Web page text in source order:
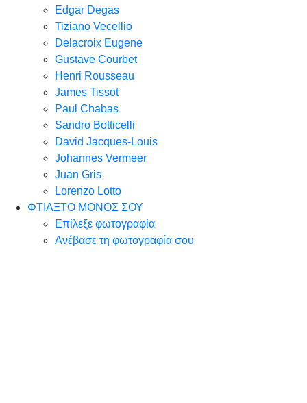
Edgar Degas
Tiziano Vecellio
Delacroix Eugene
Gustave Courbet
Henri Rousseau
James Tissot
Paul Chabas
Sandro Botticelli
David Jacques-Louis
Johannes Vermeer
Juan Gris
Lorenzo Lotto
ΦΤΙΑΞΤΟ ΜΟΝΟΣ ΣΟΥ
Επίλεξε φωτογραφία
Ανέβασε τη φωτογραφία σου